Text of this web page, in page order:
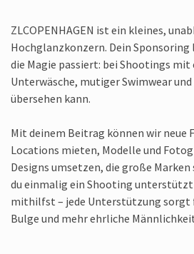
ZLCOPENHAGEN ist ein kleines,
Hochglanzkonzern. Dein
die Magie passiert: bei Shootings
Unterwäsche, mutiger Swimwear
übersehen kann.
Mit deinem Beitrag können wir neue
Locations mieten, Modelle und
Designs umsetzen, die große
du einmalig ein Shooting
mithilfst – jede Unterstützung sorgt
Bulge und mehr ehrliche